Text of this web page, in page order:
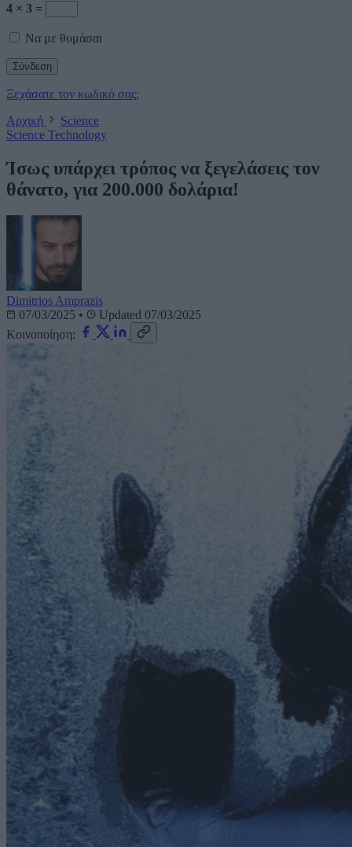
4 × 3 =
Να με θυμάσαι
Ξεχάσατε τον κωδικό σας;
Αρχική
Science
Science Technology
Ίσως υπάρχει τρόπος να ξεγελάσεις τον
θάνατο, για 200.000 δολάρια!
Dimitrios Amprazis
07/03/2025 •
Updated 07/03/2025
Κοινοποίηση: